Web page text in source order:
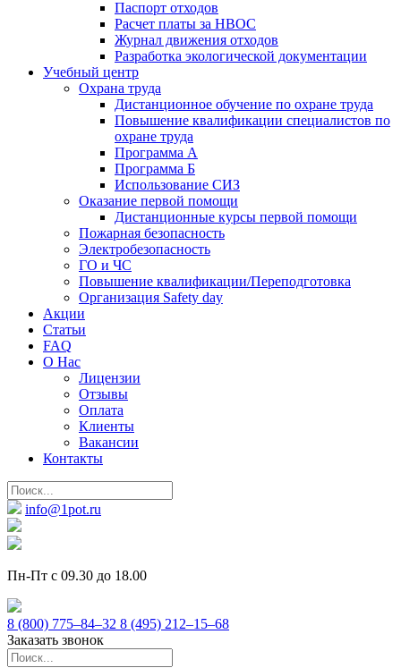
Паспорт отходов
Расчет платы за НВОС
Журнал движения отходов
Разработка экологической документации
Учебный центр
Охрана труда
Дистанционное обучение по охране труда
Повышение квалификации специалистов по
охране труда
Программа А
Программа Б
Использование СИЗ
Оказание первой помощи
Дистанционные курсы первой помощи
Пожарная безопасность
Электробезопасность
ГО и ЧС
Повышение квалификации/Переподготовка
Организация Safety day
Акции
Статьи
FAQ
О Нас
Лицензии
Отзывы
Оплата
Клиенты
Вакансии
Контакты
info@1pot.ru
Пн-Пт с 09.30 до 18.00
8 (800) 775–84–32 8 (495) 212–15–68
Заказать звонок